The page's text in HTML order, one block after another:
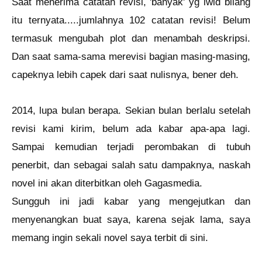
Saat menerima catatan revisi, 'banyak' yg iwid bilang
itu ternyata.....jumlahnya 102 catatan revisi! Belum
termasuk mengubah plot dan menambah deskripsi.
Dan saat sama-sama merevisi bagian masing-masing,
capeknya lebih capek dari saat nulisnya, bener deh.
2014, lupa bulan berapa. Sekian bulan berlalu setelah
revisi kami kirim, belum ada kabar apa-apa lagi.
Sampai kemudian terjadi perombakan di tubuh
penerbit, dan sebagai salah satu dampaknya, naskah
novel ini akan diterbitkan oleh Gagasmedia.
Sungguh ini jadi kabar yang mengejutkan dan
menyenangkan buat saya, karena sejak lama, saya
memang ingin sekali novel saya terbit di sini.